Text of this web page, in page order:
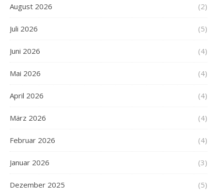
August 2026 (2)
Juli 2026 (5)
Juni 2026 (4)
Mai 2026 (4)
April 2026 (4)
März 2026 (4)
Februar 2026 (4)
Januar 2026 (3)
Dezember 2025 (5)